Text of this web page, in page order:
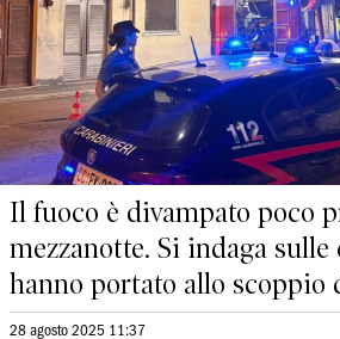
Il fuoco è divampato poco
mezzanotte. Si indaga sulle
hanno portato allo scoppio
28 agosto 2025 11:37